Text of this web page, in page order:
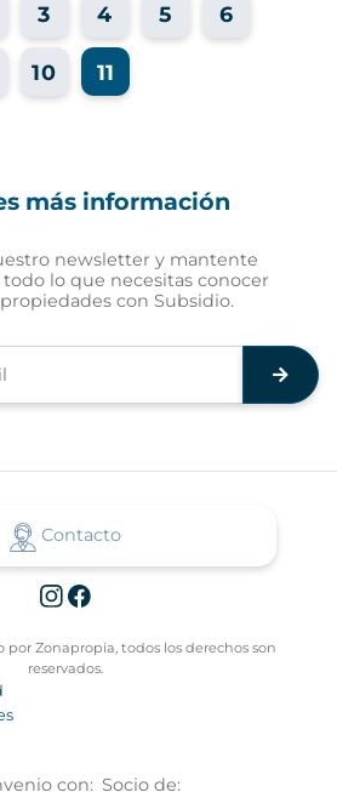
3 4 5 6
10 11
más información
newsletter y mantente
lo que necesitas conocer
con Subsidio.
Contacto
por Zonapropia, todos los derechos son
reservados.
con: Socio de: